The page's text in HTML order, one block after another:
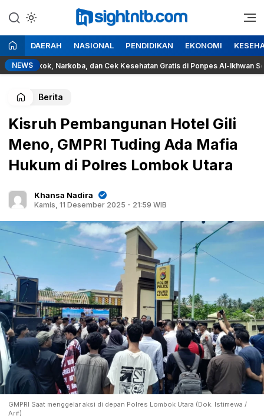
ke
konten
Insight NTB
Berita Seputar NTB
DAERAH NASIONAL PENDIDIKAN EKONOMI
NEWSNarkoba, dan Cek Kesehatan Gratis di Ponpes Al-Ikhwan Sesait
Berita
Kisruh Pembangunan Hotel Gili
Meno, GMPRI Tuding Ada Mafia
Hukum di Polres Lombok Utara
Khansa Nadira
Kamis, 11 Desember 2025 - 21:59 WIB
GMPRI Saat menggelar aksi di depan Polres Lombok Utara (Dok. Istimewa /
Arif)